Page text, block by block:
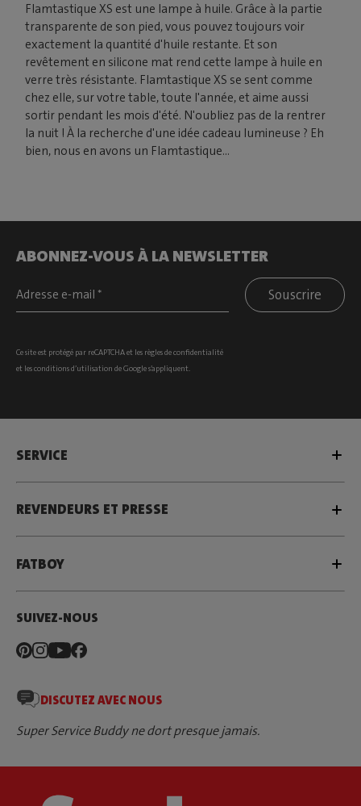
Flamtastique XS est une lampe à huile. Grâce à la partie
transparente de son pied, vous pouvez toujours voir
exactement la quantité d'huile restante. Et son
revêtement en silicone mat rend cette lampe à huile en
verre très résistante. Flamtastique XS se sent comme
chez elle, sur votre table, toute l'année, et aime aussi
sortir pendant les mois d'été. N'oubliez pas de la rentrer
la nuit ! À la recherche d'une idée cadeau lumineuse ? Eh
bien, nous en avons un Flamtastique...
ABONNEZ-VOUS À LA NEWSLETTER
Souscrire
Ce site est protégé par reCAPTCHA et les règles de confidentialité
et lesconditions d’utilisation de Google s’appliquent.
SERVICE
REVENDEURS ET PRESSE
FATBOY
SUIVEZ-NOUS
DISCUTEZ AVEC NOUS
Super Service Buddy ne dort presque jamais.